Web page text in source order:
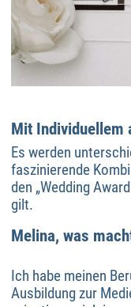
Mit Individuellem
Es werden
faszinierende
den „Wedding
gilt.
Melina, was
Ich habe meinen
Ausbildung zur